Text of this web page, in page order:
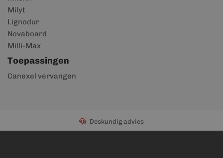
Milyt
Lignodur
Novaboard
Milli-Max
Toepassingen
Canexel vervangen
Deskundig advies